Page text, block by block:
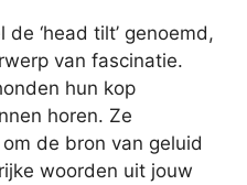
‘head tilt’ genoemd,
van fascinatie.
hun kop
horen. Ze
de bron van geluid
woorden uit jouw